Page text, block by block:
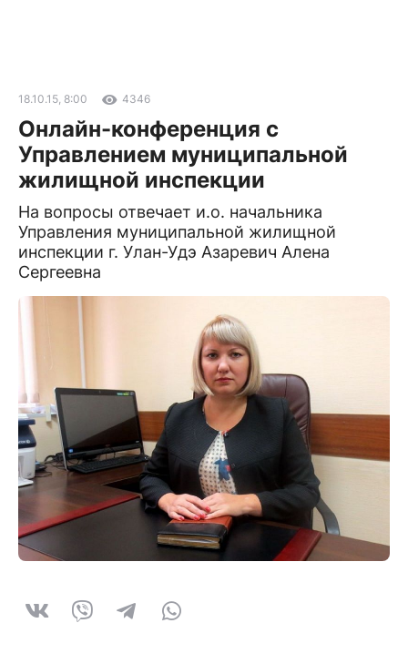
18.10.15, 8:00 4346
Онлайн-конференция с
Управлением муниципальной
жилищной инспекции
На вопросы отвечает и.о. начальника
Управления муниципальной жилищной
инспекции г. Улан-Удэ Азаревич Алена
Сергеевна